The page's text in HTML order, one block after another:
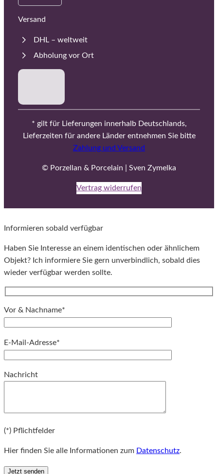
Versand
DHL – weltweit
Abholung vor Ort
* gilt für Lieferungen innerhalb Deutschlands,
Lieferzeiten für andere Länder entnehmen Sie bitte
Zahlung und Versand
© Porzellan & Porcelain | Sven Zymelka
Vertrag widerrufen
Informieren sobald verfügbar
Haben Sie Interesse an einem identischen oder ähnlichem
Objekt? Ich informiere Sie gern unverbindlich, sobald dies
wieder verfügbar werden sollte.
Vor & Nachname*
E-Mail-Adresse*
Nachricht
(*) Pflichtfelder
Hier finden Sie alle Informationen zum Datenschutz.